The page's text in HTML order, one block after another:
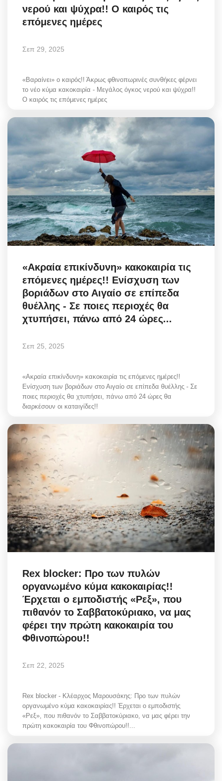
νερού και ψύχρα!! Ο καιρός τις
επόμενες ημέρες
Σεπ 29, 2025
«Βαραίνει» ο καιρός!! Άκρως φθινοπωρινές συνθήκες φέρνει
το νέο κύμα κακοκαιρία - Μεγάλος όγκος νερού και ψύχρα!!
Ο καιρός τις επόμενες ημέρες
«Ακραία επικίνδυνη» κακοκαιρία τις
επόμενες ημέρες!! Ενίσχυση των
βοριάδων στο Αιγαίο σε επίπεδα
θυέλλης - Σε ποιες περιοχές θα
χτυπήσει, πάνω από 24 ώρες...
Σεπ 25, 2025
«Ακραία επικίνδυνη» κακοκαιρία τις επόμενες ημέρες!!
Ενίσχυση των βοριάδων στο Αιγαίο σε επίπεδα θυέλλης - Σε
ποιες περιοχές θα χτυπήσει, πάνω από 24 ώρες θα
διαρκέσουν οι καταιγίδες!!
Rex blocker: Προ των πυλών
οργανωμένο κύμα κακοκαιρίας!!
Έρχεται ο εμποδιστής «Ρεξ», που
πιθανόν το Σαββατοκύριακο, να μας
φέρει την πρώτη κακοκαιρία του
Φθινοπώρου!!
Σεπ 22, 2025
Rex blocker - Κλέαρχος Μαρουσάκης: Προ των πυλών
οργανωμένο κύμα κακοκαιρίας!! Έρχεται ο εμποδιστής
«Ρεξ», που πιθανόν το Σαββατοκύριακο, να μας φέρει την
πρώτη κακοκαιρία του Φθινοπώρου!!...